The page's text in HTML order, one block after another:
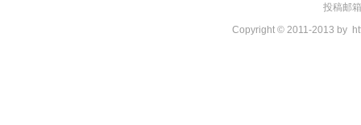
投稿邮
Copyright © 2011-2013 by